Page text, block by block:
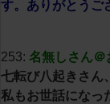
す。ありがとうご
253: 名無しさん＠
七転び八起きさん
私もお世話になっ